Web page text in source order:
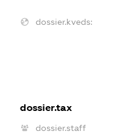
dossier.kveds:
dossier.tax
dossier.staff